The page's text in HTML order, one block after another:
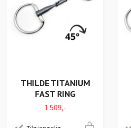
THILDE TITANIUM
FAST RING
1 509,-